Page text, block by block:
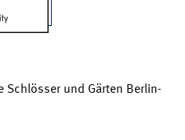
und Gärten Berlin-